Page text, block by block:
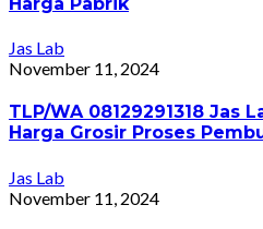
Jas Lab
November 11, 2024
TLP/WA 08129291318 Jas
Harga Grosir Proses
Jas Lab
November 11, 2024